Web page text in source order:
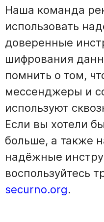
Наша команда
использовать
доверенные
шифрования
помнить о том,
мессенджеры и
используют
Если вы хотели
больше, а также
надёжные
воспользуйтесь
securno.org.